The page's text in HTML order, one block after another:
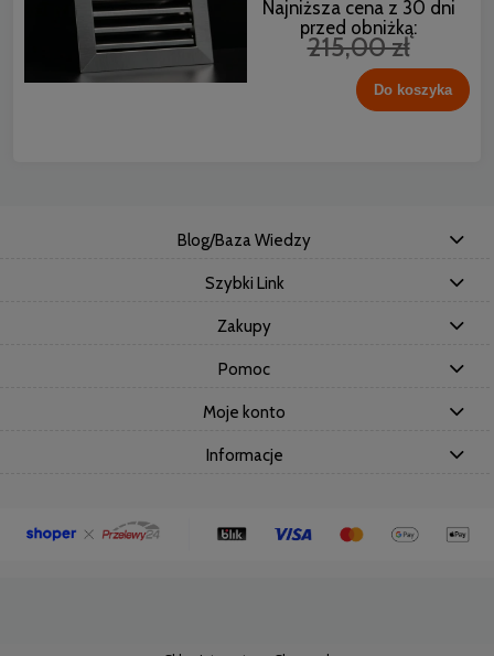
Najniższa cena z 30 dni
przed obniżką:
215,00 zł
Do koszyka
Blog/Baza Wiedzy
Szybki Link
Zakupy
Pomoc
Moje konto
Informacje